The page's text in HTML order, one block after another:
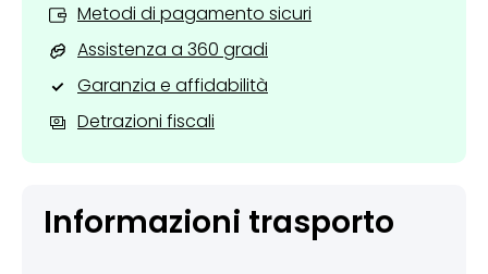
Metodi di pagamento sicuri
Assistenza a 360 gradi
Garanzia e affidabilità
Detrazioni fiscali
Informazioni trasporto